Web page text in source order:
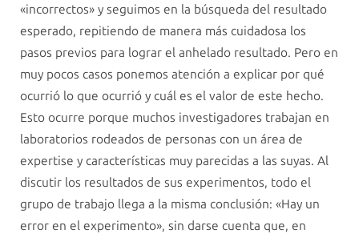
«incorrectos» y seguimos en la búsqueda del resultado
esperado, repitiendo de manera más cuidadosa los
pasos previos para lograr el anhelado resultado. Pero en
muy pocos casos ponemos atención a explicar por qué
ocurrió lo que ocurrió y cuál es el valor de este hecho.
Esto ocurre porque muchos investigadores trabajan en
laboratorios rodeados de personas con un área de
expertise y características muy parecidas a las suyas. Al
discutir los resultados de sus experimentos, todo el
grupo de trabajo llega a la misma conclusión: «Hay un
error en el experimento», sin darse cuenta que, en